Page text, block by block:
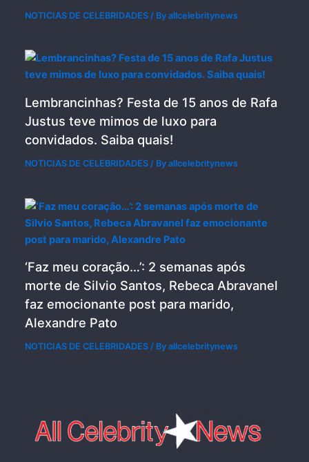
NOTICIAS DE CELEBRIDADES / Byallcelebritynews
Lembrancinhas? Festa de 15 anos de Rafa
Justus teve mimos de luxo para
convidados. Saiba quais!
NOTICIAS DE CELEBRIDADES / Byallcelebritynews
‘Faz meu coração…’: 2 semanas após
morte de Silvio Santos, Rebeca Abravanel
faz emocionante post para marido,
Alexandre Pato
NOTICIAS DE CELEBRIDADES / Byallcelebritynews